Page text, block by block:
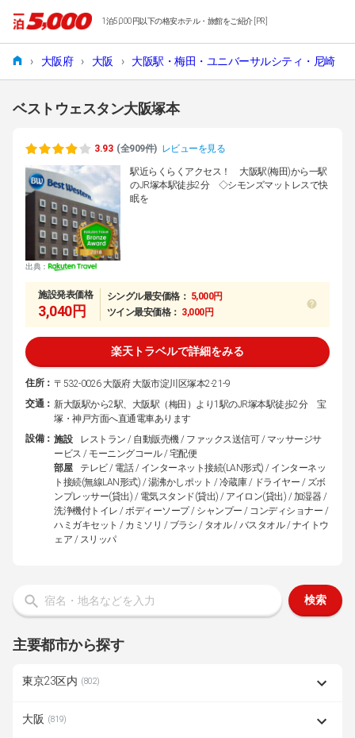
1泊5,000円以下の格安ホテル・旅館をご紹介 [PR]
› 大阪府 › 大阪 › 大阪駅・梅田・ユニバーサルシティ・尼崎
ベストウェスタン大阪塚本
3.93 (全909件) レビューを見る
出典：
駅近らくらくアクセス！ 大阪駅(梅田)から一駅
のJR塚本駅徒歩2分 ◇シモンズマットレスで快
眠を
施設発表価格
3,040円
シングル最安価格： 5,000円
ツイン最安価格： 3,000円
楽天トラベルで詳細をみる
住所： 〒532-0026 大阪府 大阪市淀川区塚本2-21-9
交通： 新大阪駅から2駅、大阪駅（梅田）より1駅のJR塚本駅徒歩2分 宝
塚・神戸方面へ直通電車あります
設備： 施設
レストラン / 自動販売機 / ファックス送信可 / マッサージサ
ービス / モーニングコール / 宅配便
部屋
テレビ / 電話 / インターネット接続(LAN形式) / インターネッ
ト接続(無線LAN形式) / 湯沸かしポット / 冷蔵庫 / ドライヤー / ズボ
ンプレッサー(貸出) / 電気スタンド(貸出) / アイロン(貸出) / 加湿器 /
洗浄機付トイレ / ボディーソープ / シャンプー / コンディショナー /
ハミガキセット / カミソリ / ブラシ / タオル / バスタオル / ナイトウ
ェア / スリッパ
検索
主要都市から探す
東京23区内 (802)
大阪 (819)